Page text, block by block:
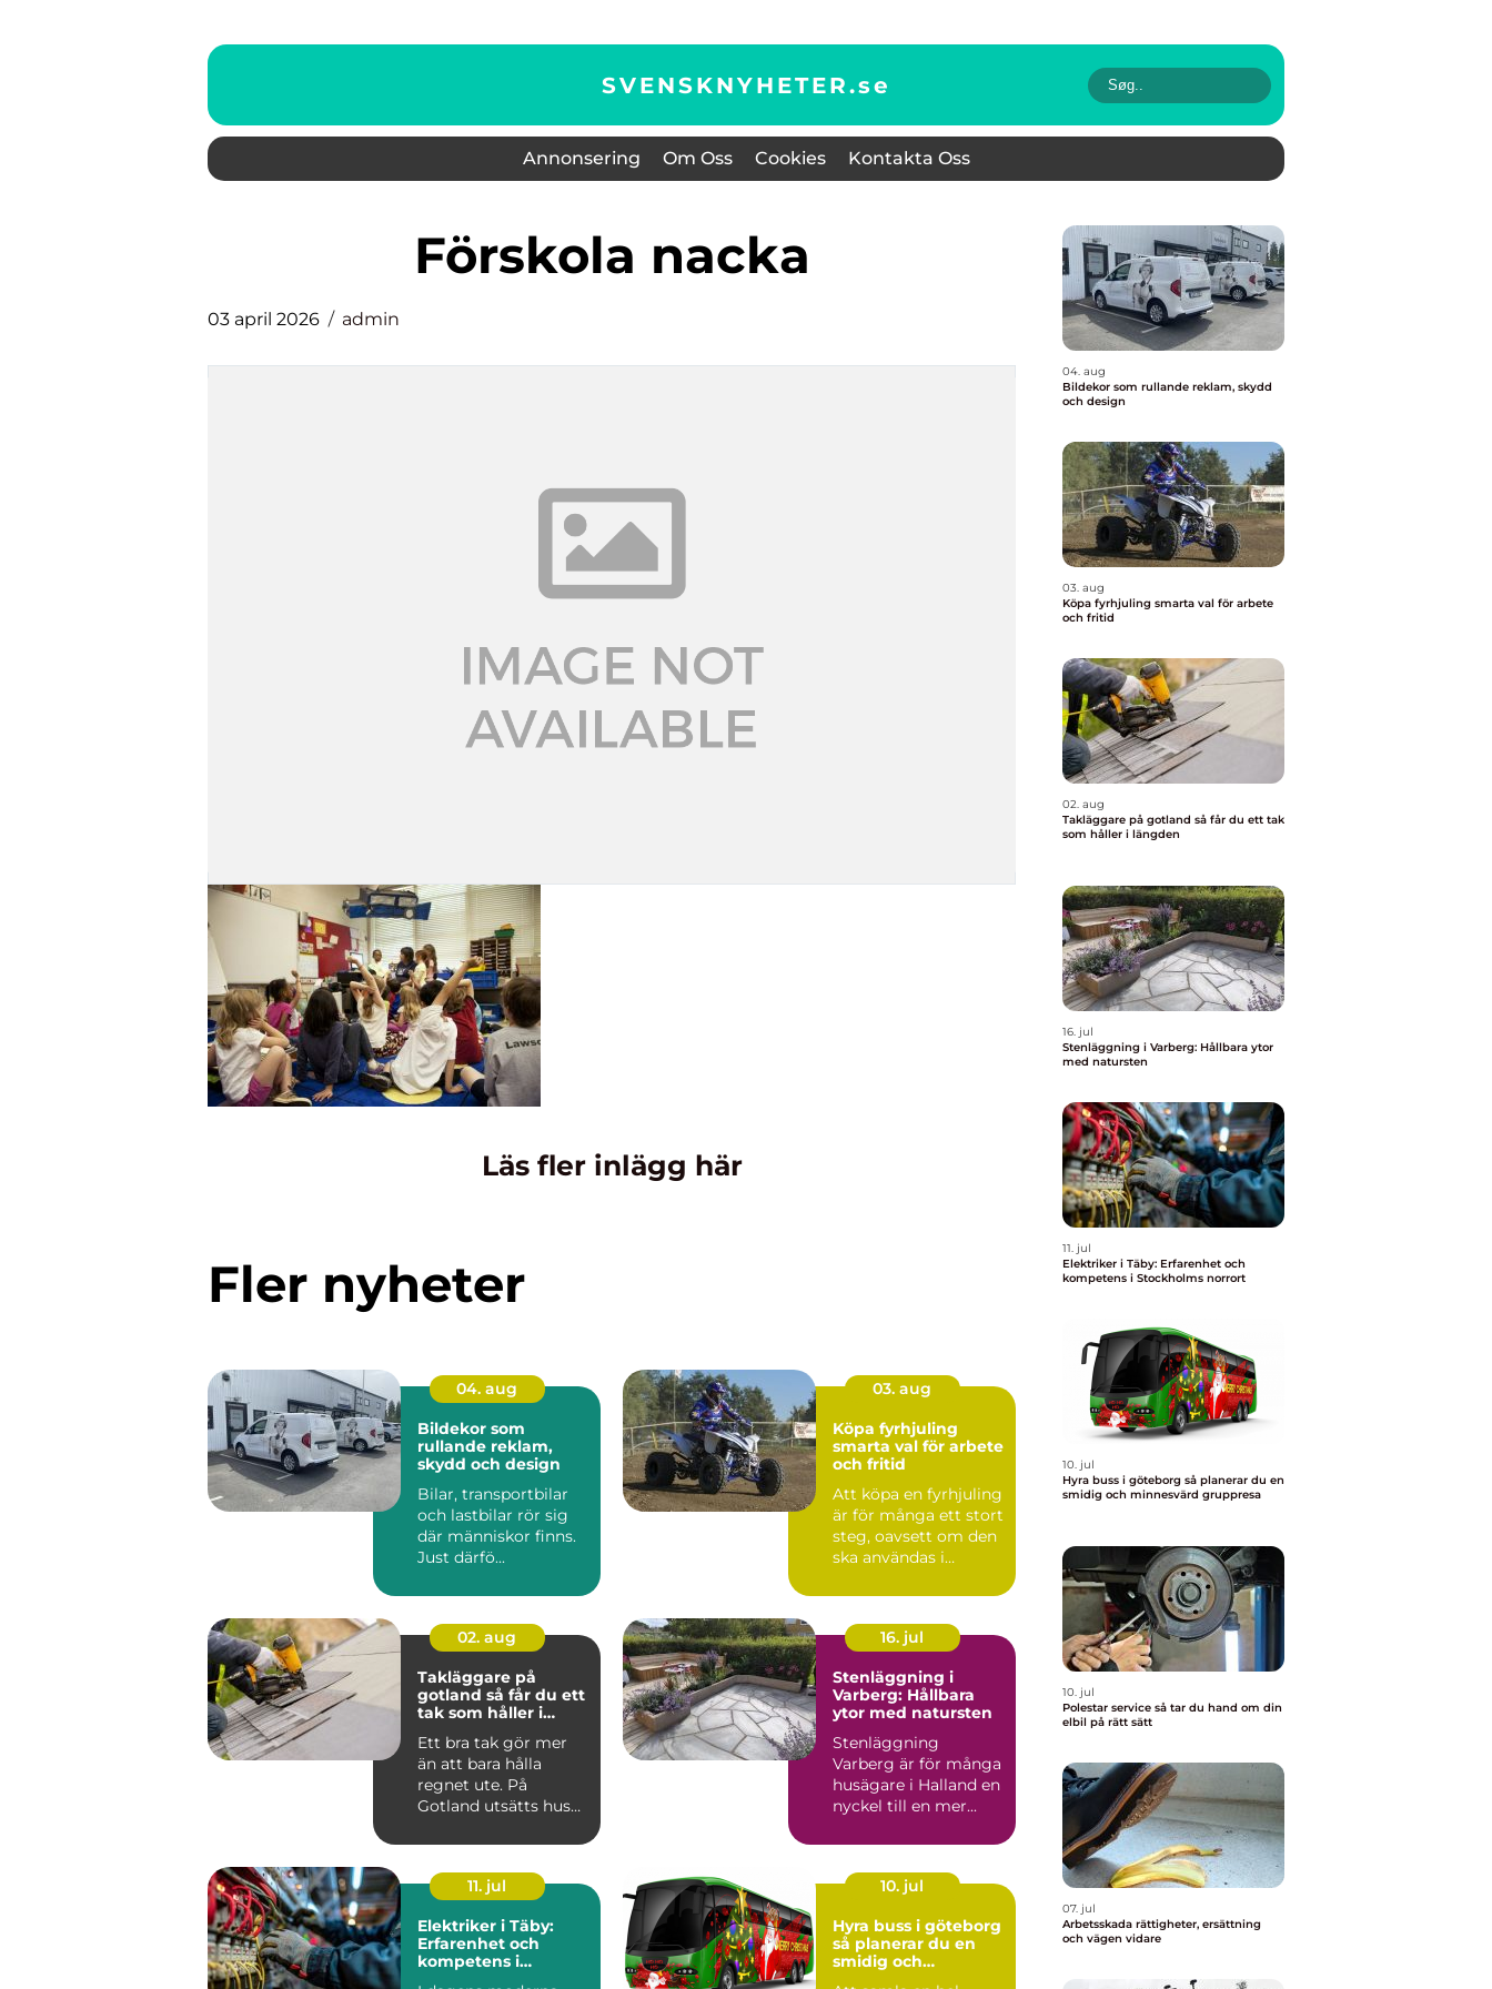
SVENSKNYHETER.se
Annonsering Om Oss Cookies Kontakta Oss
förskola nacka
03 april 2026 admin
Läs fler inlägg här
Fler nyheter
04. aug
Bildekor som
rullande reklam,
skydd och design
Bilar, transportbilar
och lastbilar rör sig
där människor finns.
Just därfö...
03. aug
Köpa fyrhjuling
smarta val för arbete
och fritid
Att köpa en fyrhjuling
är för många ett stort
steg, oavsett om den
ska användas i
02. aug
Takläggare på
gotland så får du ett
tak som håller i
Ett bra tak gör mer
än att bara hålla
regnet ute. På
Gotland utsätts hus
saltstän...
16. jul
Stenläggning i
Varberg: Hållbara
ytor med natursten
Stenläggning
Varberg är för många
husägare i Halland en
nyckel till en mer...
11. jul
Elektriker i Täby:
Erfarenhet och
kompetens i
10. jul
Hyra buss i göteborg
så planerar du en
smidig och
04. aug
Bildekor som rullande reklam, skydd
och design
03. aug
Köpa fyrhjuling smarta val för arbete
och fritid
02. aug
Takläggare på gotland så får du ett tak
som håller i längden
16. jul
Stenläggning i Varberg: Hållbara ytor
med natursten
11. jul
Elektriker i Täby: Erfarenhet och
kompetens i Stockholms norrort
10. jul
Hyra buss i göteborg så planerar du en
smidig och minnesvärd gruppresa
10. jul
Polestar service så tar du hand om din
elbil på rätt sätt
07. jul
Arbetsskada rättigheter, ersättning
och vägen vidare